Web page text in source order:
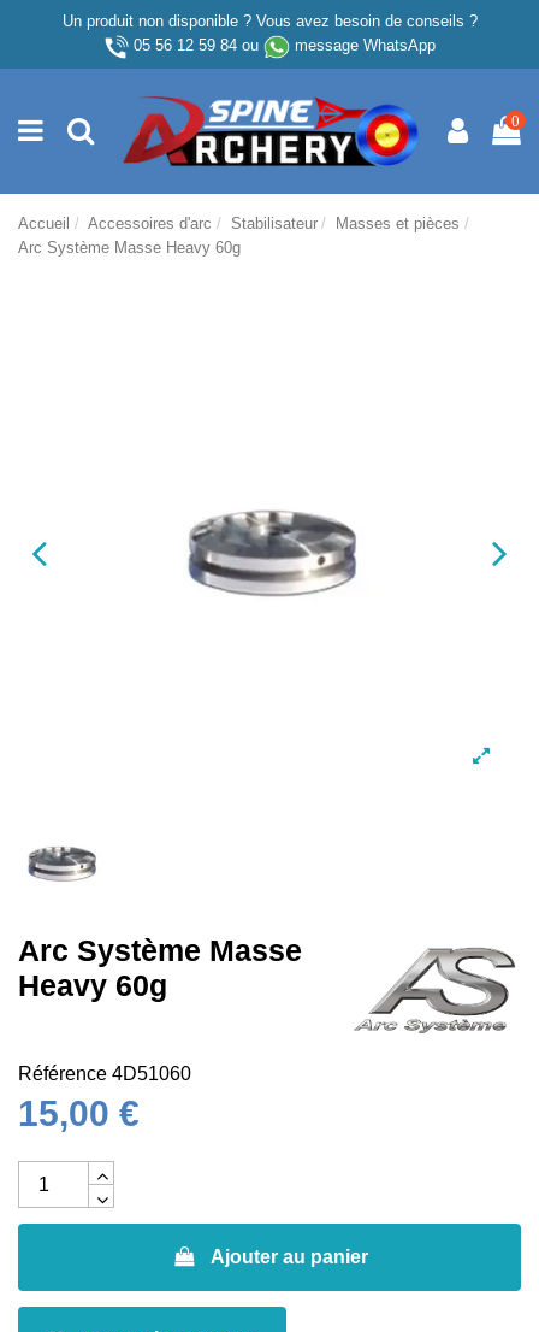
Un produit non disponible ? Vous avez besoin de conseils ?
05 56 12 59 84ou message WhatsApp
0
Accueil Accessoires d'arc Stabilisateur
Masses et pièces
Arc Système Masse Heavy 60g
Arc Système Masse
Heavy 60g
Référence 4D51060
15,00 €
Ajouter au panier